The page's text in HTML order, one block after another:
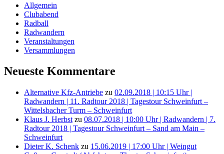
Allgemein
Clubabend
Radball
Radwandern
Veranstaltungen
Versammlungen
Neueste Kommentare
Alternative Kfz-Antriebe zu 02.09.2018 | 10:15 Uhr |
Radwandern | 11. Radtour 2018 | Tagestour Schweinfurt –
Wittelsbacher Turm – Schweinfurt
Klaus J. Herbst zu 08.07.2018 | 10:00 Uhr | Radwandern | 7.
Radtour 2018 | Tagestour Schweinfurt – Sand am Main –
Schweinfurt
Dieter K. Schenk zu 15.06.2019 | 17:00 Uhr | Weingut